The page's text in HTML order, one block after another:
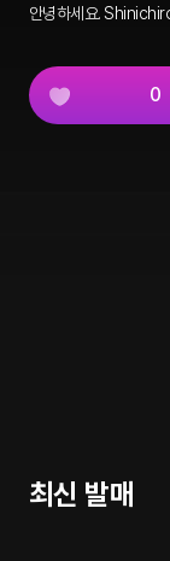
안녕하세요.
0
최신 발매